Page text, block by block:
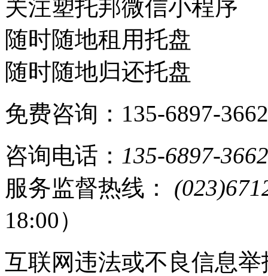
关注塑托邦微信小程序
随时随地租用托盘
随时随地归还托盘
免费咨询：135-6897-3662
咨询电话： 135-6897-3662
服务监督热线：
18:00）
互联网违法或不良信息